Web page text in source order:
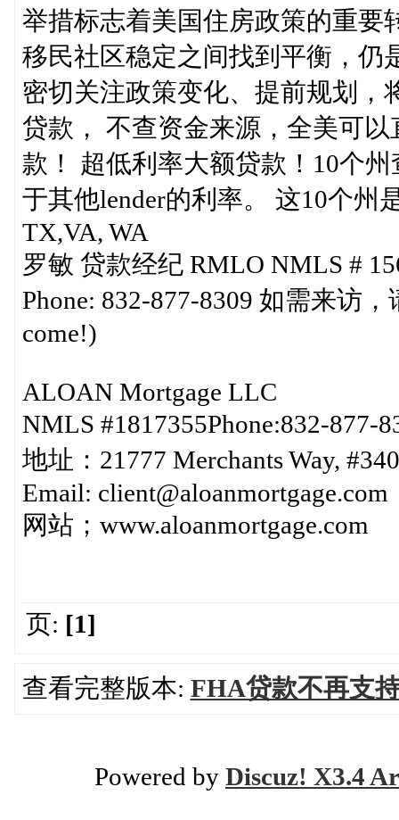
举措标志着美国住房政策的重要
移民社区稳定之间找到平衡，仍
密切关注政策变化、提前规划，
贷款， 不查资金来源，全美可
款！ 超低利率大额贷款！10个
于其他lender的利率。 这10个州
TX,VA, WA
罗敏 贷款经纪 RMLO NMLS #
Phone: 832-877-8309 如需来访
come!)
ALOAN Mortgage LLC
NMLS #1817355Phone:832-
地址：21777 Merchants Way,
Email: client@aloanmortgage.com
网站；www.aloanmortgage.com
页: [1]
查看完整版本: FHA贷款不再支
Powered by Discuz! X3.4